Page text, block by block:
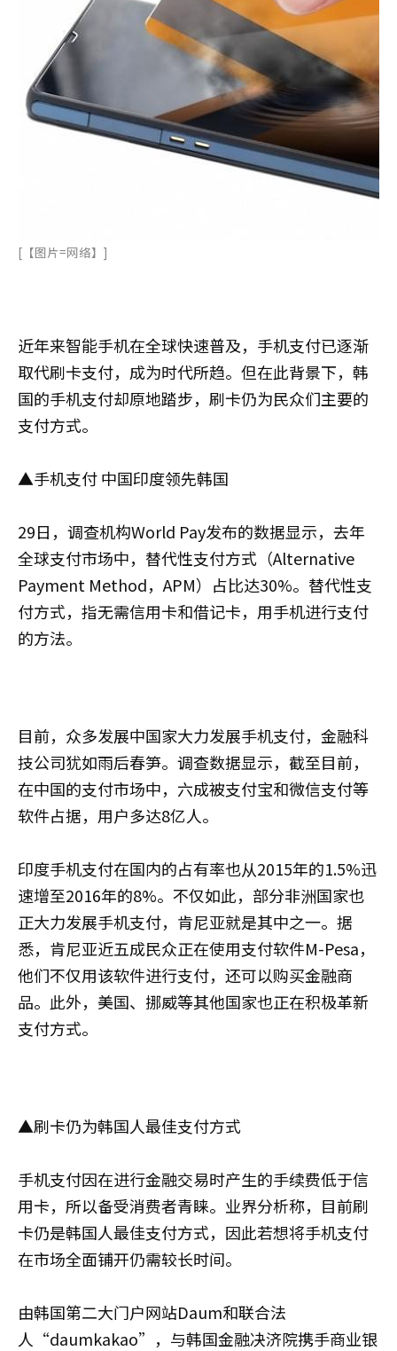
[【图片=网络】]
近年来智能手机在全球快速普及，手机支付已逐渐
取代刷卡支付，成为时代所趋。但在此背景下，韩
国的手机支付却原地踏步，刷卡仍为民众们主要的
支付方式。
▲手机支付 中国印度领先韩国
29日，调查机构World Pay发布的数据显示，去年
全球支付市场中，替代性支付方式（Alternative
Payment Method，APM）占比达30%。替代性支
付方式，指无需信用卡和借记卡，用手机进行支付
的方法。
目前，众多发展中国家大力发展手机支付，金融科
技公司犹如雨后春笋。调查数据显示，截至目前，
在中国的支付市场中，六成被支付宝和微信支付等
软件占据，用户多达8亿人。
印度手机支付在国内的占有率也从2015年的1.5%迅
速增至2016年的8%。不仅如此，部分非洲国家也
正大力发展手机支付，肯尼亚就是其中之一。据
悉，肯尼亚近五成民众正在使用支付软件M-Pesa，
他们不仅用该软件进行支付，还可以购买金融商
品。此外，美国、挪威等其他国家也正在积极革新
支付方式。
▲刷卡仍为韩国人最佳支付方式
手机支付因在进行金融交易时产生的手续费低于信
用卡，所以备受消费者青睐。业界分析称，目前刷
卡仍是韩国人最佳支付方式，因此若想将手机支付
在市场全面铺开仍需较长时间。
由韩国第二大门户网站Daum和联合法
人“daumkakao”，与韩国金融决济院携手商业银